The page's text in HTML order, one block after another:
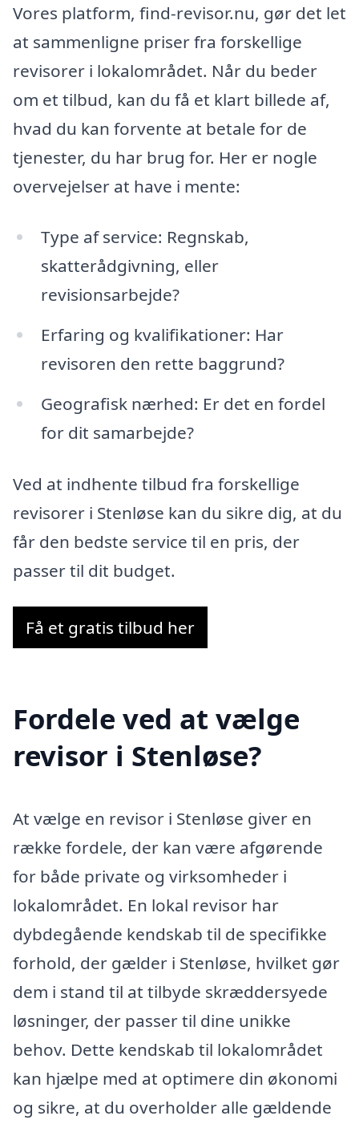
Vores platform, find-revisor.nu, gør det let
at sammenligne priser fra forskellige
revisorer i lokalområdet. Når du beder
om et tilbud, kan du få et klart billede af,
hvad du kan forvente at betale for de
tjenester, du har brug for. Her er nogle
overvejelser at have i mente:
Type af service: Regnskab,
skatterådgivning, eller
revisionsarbejde?
Erfaring og kvalifikationer: Har
revisoren den rette baggrund?
Geografisk nærhed: Er det en fordel
for dit samarbejde?
Ved at indhente tilbud fra forskellige
revisorer i Stenløse kan du sikre dig, at du
får den bedste service til en pris, der
passer til dit budget.
Få et gratis tilbud her
Fordele ved at vælge
revisor i Stenløse?
At vælge en revisor i Stenløse giver en
række fordele, der kan være afgørende
for både private og virksomheder i
lokalområdet. En lokal revisor har
dybdegående kendskab til de specifikke
forhold, der gælder i Stenløse, hvilket gør
dem i stand til at tilbyde skræddersyede
løsninger, der passer til dine unikke
behov. Dette kendskab til lokalområdet
kan hjælpe med at optimere din økonomi
og sikre, at du overholder alle gældende